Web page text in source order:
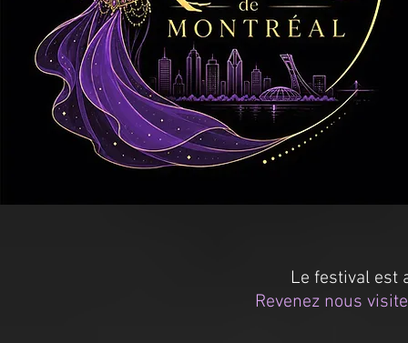
Le festival est
Revenez nous